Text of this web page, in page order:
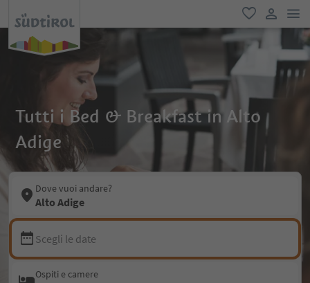
favoriti
user link
Tutti i Bed & Breakfast in Alto
Adige
Dove vuoi andare?
Alto Adige
Scegli le date
Ospiti e camere